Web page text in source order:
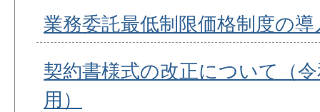
業務委託最低制限価格制度の
契約書様式の改正について（
用）